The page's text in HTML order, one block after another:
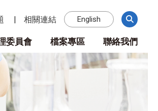
相關連結 English
委員會 檔案專區 聯絡我們